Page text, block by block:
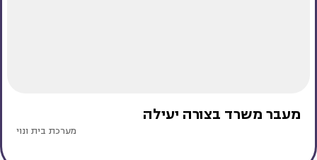
מעבר משרד בצורה יעילה
מערכת בית ונוי